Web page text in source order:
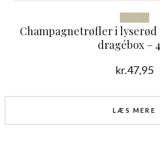
Udsolgt
Champagnetrøfler i
dragébox –
kr.47,95
LÆS MERE